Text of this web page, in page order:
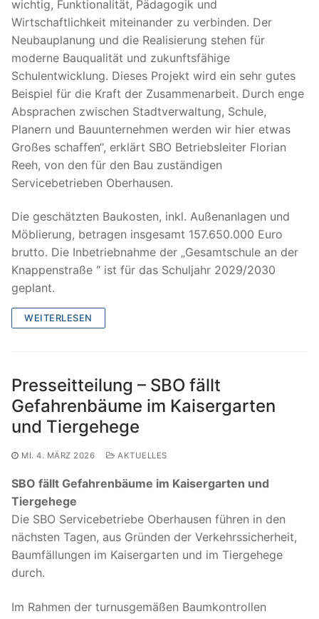
wichtig, Funktionalität, Pädagogik und
Wirtschaftlichkeit miteinander zu verbinden. Der
Neubauplanung und die Realisierung stehen für
moderne Bauqualität und zukunftsfähige
Schulentwicklung. Dieses Projekt wird ein sehr gutes
Beispiel für die Kraft der Zusammenarbeit. Durch enge
Absprachen zwischen Stadtverwaltung, Schule,
Planern und Bauunternehmen werden wir hier etwas
Großes schaffen“, erklärt SBO Betriebsleiter Florian
Reeh, von den für den Bau zuständigen
Servicebetrieben Oberhausen.
Die geschätzten Baukosten, inkl. Außenanlagen und
Möblierung, betragen insgesamt 157.650.000 Euro
brutto. Die Inbetriebnahme der „Gesamtschule an der
Knappenstraße “ ist für das Schuljahr 2029/2030
geplant.
WEITERLESEN
Presseitteilung – SBO fällt
Gefahrenbäume im Kaisergarten
und Tiergehege
MI. 4. MÄRZ 2026 AKTUELLES
SBO fällt Gefahrenbäume im Kaisergarten und
Tiergehege
Die SBO Servicebetriebe Oberhausen führen in den
nächsten Tagen, aus Gründen der Verkehrssicherheit,
Baumfällungen im Kaisergarten und im Tiergehege
durch.
Im Rahmen der turnusgemäßen Baumkontrollen